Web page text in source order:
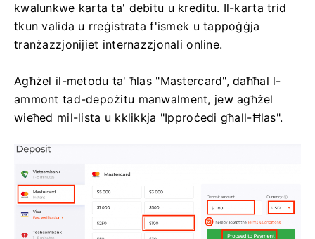
kwalunkwe karta ta' debitu u kreditu. Il-karta trid
tkun valida u rreġistrata f'ismek u tappoġġja
tranżazzjonijiet internazzjonali online.
Agħżel il-metodu ta' ħlas "Mastercard", daħħal l-
ammont tad-depożitu manwalment, jew agħżel
wieħed mil-lista u kklikkja "Ipproċedi għall-Ħlas".